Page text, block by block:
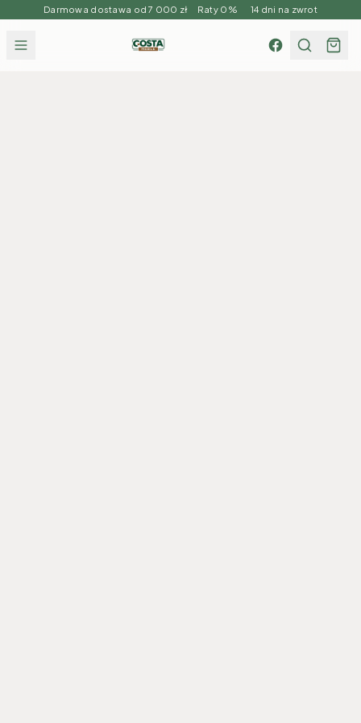
Darmowa dostawa od 7 000 zł Raty 0% 14 dni na zwrot